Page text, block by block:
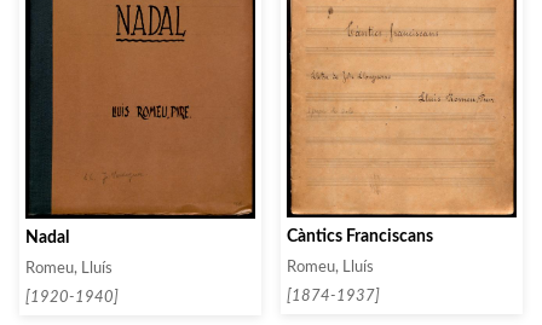
Nadal
Romeu, Lluís
[1920-1940]
Càntics Franciscans
Romeu, Lluís
[1874-1937]